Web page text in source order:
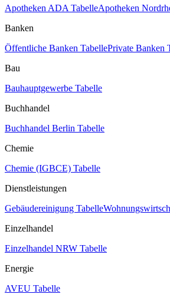
Apotheken ADA TabelleApotheken
Banken
Öffentliche Banken TabellePrivate Banken
Bau
Bauhauptgewerbe Tabelle
Buchhandel
Buchhandel Berlin Tabelle
Chemie
Chemie (IGBCE) Tabelle
Dienstleistungen
Gebäudereinigung Tabelle
Einzelhandel
Einzelhandel NRW Tabelle
Energie
AVEU Tabelle